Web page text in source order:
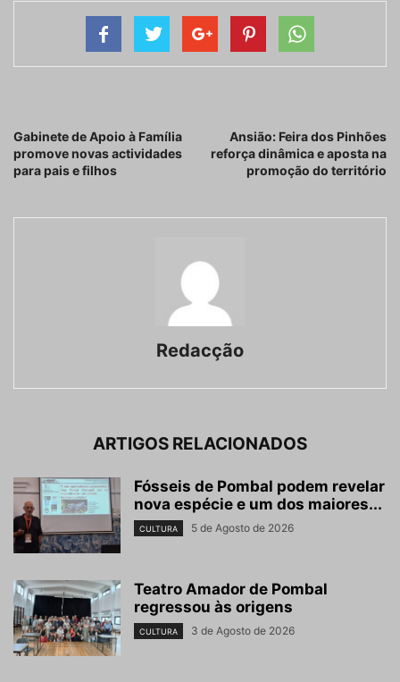
Gabinete de Apoio à Família
promove novas actividades
para pais e filhos
Ansião: Feira dos Pinhões
reforça dinâmica e aposta na
promoção do território
Redacção
ARTIGOS RELACIONADOS
Fósseis de Pombal podem revelar
nova espécie e um dos maiores...
CULTURA 5 de Agosto de 2026
Teatro Amador de Pombal
regressou às origens
CULTURA 3 de Agosto de 2026